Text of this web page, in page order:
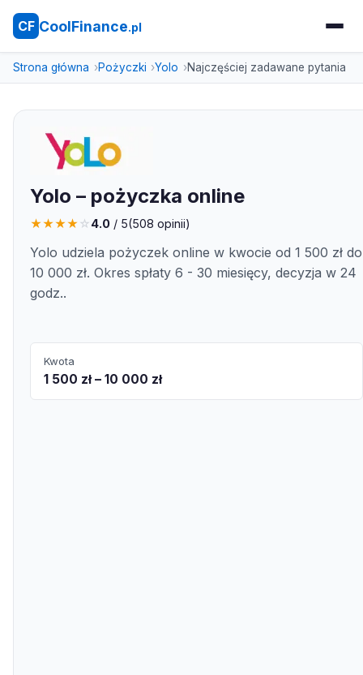
CF CoolFinance.pl
Strona główna Pożyczki Yolo Najczęściej zadawane pytania
Yolo – pożyczka online
★★★★☆4.0 / 5(508 opinii)
Yolo udziela pożyczek online w kwocie od 1 500 zł do
10 000 zł. Okres spłaty 6 - 30 miesięcy, decyzja w 24
godz..
Kwota
1 500 zł – 10 000 zł